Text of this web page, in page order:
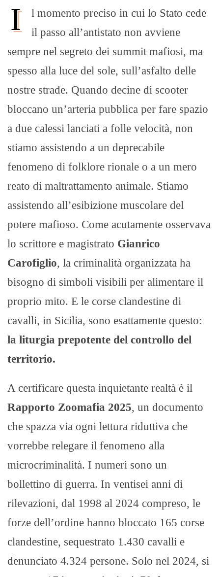
I
l momento preciso in cui lo Stato cede
il passo all’antistato non avviene
sempre nel segreto dei summit mafiosi, ma
spesso alla luce del sole, sull’asfalto delle
nostre strade. Quando decine di scooter
bloccano un’arteria pubblica per fare spazio
a due calessi lanciati a folle velocità, non
stiamo assistendo a un deprecabile
fenomeno di folklore rionale o a un mero
reato di maltrattamento animale. Stiamo
assistendo all’esibizione muscolare del
potere mafioso. Come acutamente osservava
lo scrittore e magistrato Gianrico
Carofiglio, la criminalità organizzata ha
bisogno di simboli visibili per alimentare il
proprio mito. E le corse clandestine di
cavalli, in Sicilia, sono esattamente questo:
la liturgia prepotente del controllo del
territorio.
A certificare questa inquietante realtà è il
Rapporto Zoomafia 2025, un documento
che spazza via ogni lettura riduttiva che
vorrebbe relegare il fenomeno alla
microcriminalità. I numeri sono un
bollettino di guerra. In ventisei anni di
rilevazioni, dal 1998 al 2024 compreso, le
forze dell’ordine hanno bloccato 165 corse
clandestine, sequestrato 1.430 cavalli e
denunciato 4.324 persone. Solo nel 2024, si